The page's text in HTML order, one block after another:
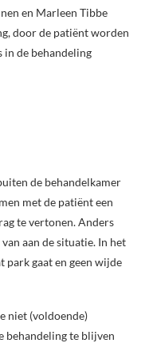
en Marleen Tibbe
door de patiënt worden
in de behandeling
de behandelkamer
met de patiënt een
te vertonen. Anders
aan de situatie. In het
park gaat en geen wijde
niet (voldoende)
behandeling te blijven